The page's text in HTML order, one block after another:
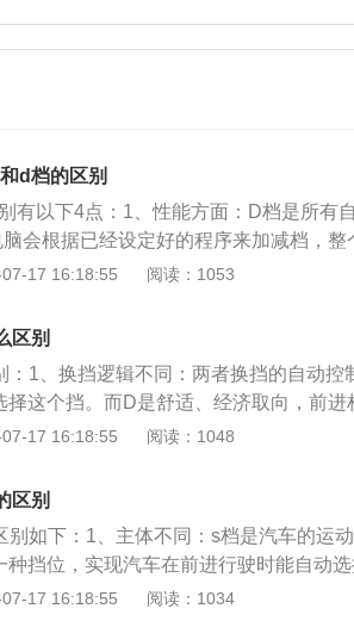
d档的区别
有以下4点：1、性能方面：D档是所有
会根据已经设定好的程序来加减档，整
是自动挡，还有手自一体。既然是运动
以挂档，不是用换档拨片就是用档把上下
耗量多，因为长时间低档补油。D档比起
概念方面：D齿轮代表“驱动”，这意味
的所有前进档。Sport代表“运动”，是运
，驾驶员不需要控制档位，直接控制油
动力，加速能力更快，适用于爬坡和快速
是汽车的运动模式，能够更加自如的控
快。
17 16:18:55 阅读：1053
区别
：1、换挡逻辑不同：两者换挡的自动控
择这个挡。而D是舒适、经济取向，前进
同：S档比D档更耗油，当处于S档时，
档，发动机无法提供足够的动力，所以上
是自动挡车型中最常见的一种挡位，实现
：是汽车的运动模式。5、特点不同：
，属于前进挡的一种，覆盖了该车自动变
档时，由于转速提高，发动机喷油量发
17 16:18:55 阅读：1048
区别
别如下：1、主体不同：s档是汽车的运
种挡位，实现汽车在前进行驶时能自动
由于转速提高，发动机喷油量发生变化
17 16:18:55 阅读：1034